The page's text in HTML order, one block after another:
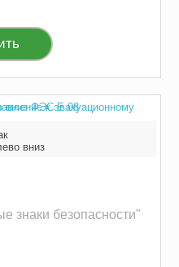
вниз
знаки безопасности"